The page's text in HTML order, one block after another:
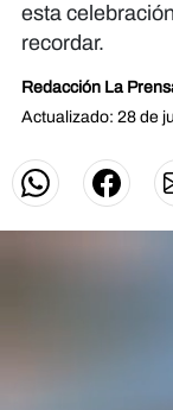
esta
recordar.
Redacción La
Actualizado: 28 de